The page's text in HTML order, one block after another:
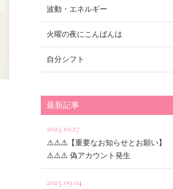
波動・エネルギー
火曜の夜にこんばんは
自分シフト
最新記事
2025.10.27
⚠️⚠️⚠️【重要なお知らせとお願い】
⚠️⚠️⚠️ 偽アカウント発生
2025.09.04